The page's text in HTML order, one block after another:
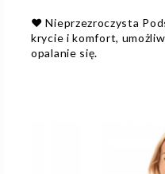
❤️ Nieprzezroczysta
krycie i komfort,
opalanie się.